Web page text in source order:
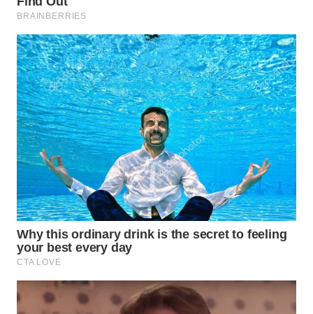
WN
DEPOK
WN
TAPANULI
UTARA
WN
SAMOSIR
WN
PADANG
LAWAS
WN
WN